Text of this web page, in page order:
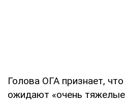
Голова ОГА признает,
ожидают «очень тяжелые